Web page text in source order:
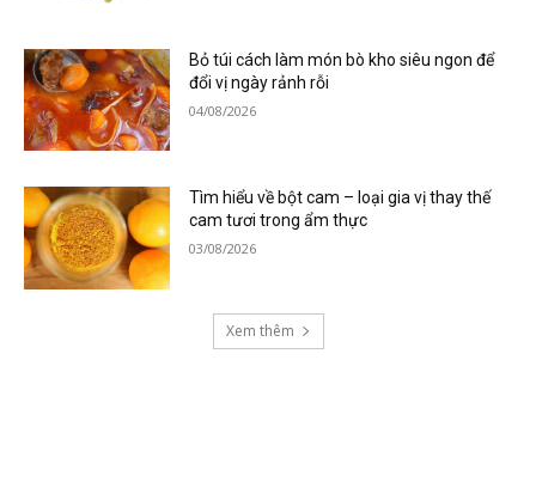
Bỏ túi cách làm món bò kho siêu ngon để
đổi vị ngày rảnh rỗi
04/08/2026
Tìm hiểu về bột cam – loại gia vị thay thế
cam tươi trong ẩm thực
03/08/2026
Xem thêm